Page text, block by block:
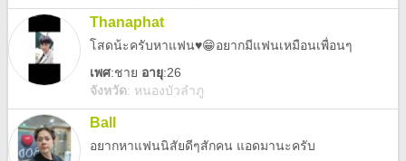
Thanaphat
โสดน้ะครับหาแฟน♥️😁อยากมีแฟนเหมือนเพื่อนๆ
เพศ:ชาย อายุ:26
จังหวัด: หนองบัวลำภู
Ball
อยากหาแฟนนิสัยดีๆสักคน แอดมานะครับ